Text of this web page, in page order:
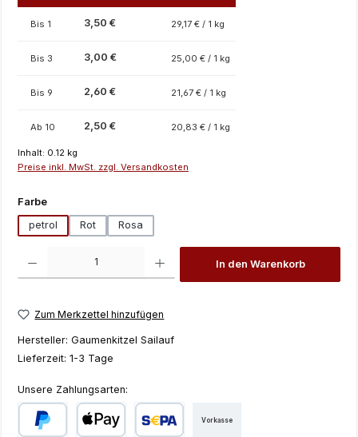
Bis 1 3,50 € 29,17 € / 1 kg
Bis 3 3,00 € 25,00 € / 1 kg
Bis 9 2,60 € 21,67 € / 1 kg
Ab 10 2,50 € 20,83 € / 1 kg
Inhalt: 0.12 kg
Preise inkl. MwSt. zzgl. Versandkosten
Farbeauswählen
petrol
Rot Rosa
Produkt Anzahl: Gib den gewünschten Wert ein oder benutze die
In den Warenkorb
Zum Merkzettel hinzufügen
Hersteller: Gaumenkitzel Sailauf
Lieferzeit: 1-3 Tage
Unsere Zahlungsarten:
Vorkasse